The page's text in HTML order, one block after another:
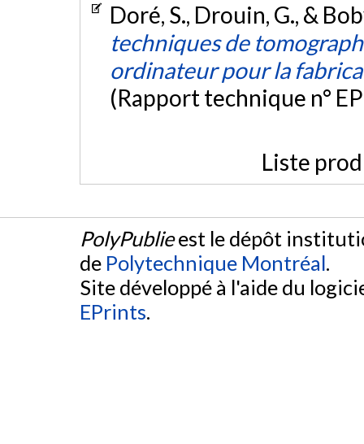
Doré, S., Drouin, G., &
techniques de
ordinateur pour la
(Rapport technique n°
Liste
PolyPublieest le dépôt
de Polytechnique Montréal.
Site développé à l'aide du
EPrints.